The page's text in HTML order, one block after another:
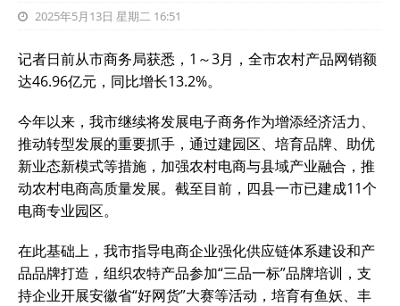
2025年5月13日 星期二 16:51
记者日前从市商务局获悉，1～3月，全市农村产品网销额
达46.96亿元，同比增长13.2%。
今年以来，我市继续将发展电子商务作为增添经济活力、
推动转型发展的重要抓手，通过建园区、培育品牌、助优
新业态新模式等措施，加强农村电商与县域产业融合，推
动农村电商高质量发展。截至目前，四县一市已建成11个
电商专业园区。
在此基础上，我市指导电商企业强化供应链体系建设和产
品品牌打造，组织农特产品参加“三品一标”品牌培训，支
持企业开展安徽省“好网货”大赛等活动，培育有鱼妖、丰